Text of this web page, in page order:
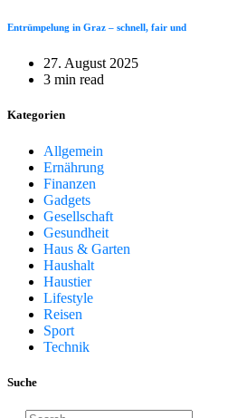
Entrümpelung in Graz – schnell, fair und
27. August 2025
3 min read
Kategorien
Allgemein
Ernährung
Finanzen
Gadgets
Gesellschaft
Gesundheit
Haus & Garten
Haushalt
Haustier
Lifestyle
Reisen
Sport
Technik
Suche